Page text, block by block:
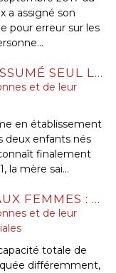
a assigné son
pour erreur sur les
LE PARENT AYANT ASSUMÉ SEUL LES CHARGES PEUT OBTENIR UNE CONTRIBUTION RÉTROACTIVE SANS DÉTAILLER CHAQUE DÉPENSE !
et de leur
en établissement
deux enfants nés
finalement
la mère sai...
VIOLENCES FAITES AUX FEMMES : FAUT-IL RÉFORMER L’INCAPACITÉ TOTALE DE TRAVAIL, OU PLUTÔT L’UTILISER CORRECTEMENT ?
et de leur
totale de
différemment,